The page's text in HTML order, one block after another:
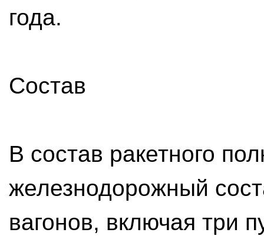
года.
Состав
В состав ракетного
железнодорожный
вагонов, включая три